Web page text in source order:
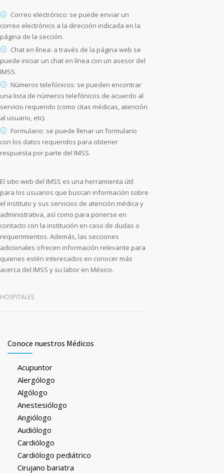
Correo electrónico: se puede enviar un
correo electrónico a la dirección indicada en la
página de la sección.
Chat en línea: a través de la página web se
puede iniciar un chat en línea con un asesor del
IMSS.
Números telefónicos: se pueden encontrar
una lista de números telefónicos de acuerdo al
servicio requerido (como citas médicas, atención
al usuario, etc).
Formulario: se puede llenar un formulario
con los datos requeridos para obtener
respuesta por parte del IMSS.
El sitio web del IMSS es una herramienta útil
para los usuarios que buscan información sobre
el instituto y sus servicios de atención médica y
administrativa, así como para ponerse en
contacto con la institución en caso de dudas o
requerimientos. Además, las secciones
adicionales ofrecen información relevante para
quienes estén interesados en conocer más
acerca del IMSS y su labor en México.
HOSPITALES
Conoce nuestros Médicos
Acupuntor
Alergólogo
Algólogo
Anestesiólogo
Angiólogo
Audiólogo
Cardiólogo
Cardiólogo pediátrico
Cirujano bariatra